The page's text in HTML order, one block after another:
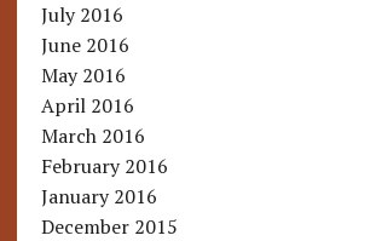
July 2016
June 2016
May 2016
April 2016
March 2016
February 2016
January 2016
December 2015